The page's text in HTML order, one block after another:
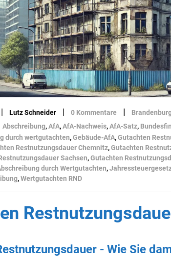
| Lutz Schneider | 0 Kommentare |
Abschreibung,AfA,AfA-Nachweis,AfA-Satz,
durch wertgutachten,Gebäude-AfA,Gutachten
Restnutzungsdauer Chemnitz,Gutachten
Sachsen,Gutachten
durch Wertgutachten,
,Wertgutachten RND
- Wie Sie